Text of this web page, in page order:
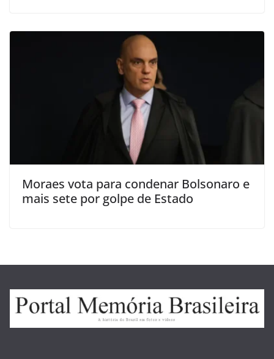
Moraes vota para condenar Bolsonaro e
mais sete por golpe de Estado